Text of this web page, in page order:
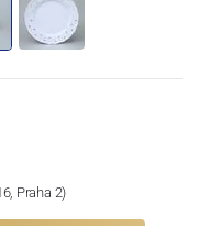
Praha 2)